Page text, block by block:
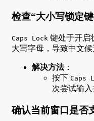
检查“大小写锁定键
Caps Lock 键处于开启
大写字母，导致中文候
解决方法：
按下 Caps
次尝试输入
确认当前窗口是否